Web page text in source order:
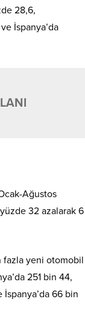
28,6,
İspanya’da
Ağustos
32 azalarak 6
fazla yeni otomobil
251 bin 44,
İspanya’da 66 bin